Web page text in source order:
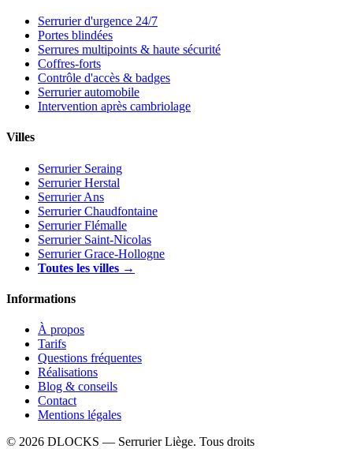
Serrurier d'urgence 24/7
Portes blindées
Serrures multipoints & haute sécurité
Coffres-forts
Contrôle d'accès & badges
Serrurier automobile
Intervention après cambriolage
Villes
Serrurier Seraing
Serrurier Herstal
Serrurier Ans
Serrurier Chaudfontaine
Serrurier Flémalle
Serrurier Saint-Nicolas
Serrurier Grace-Hollogne
Toutes les villes →
Informations
À propos
Tarifs
Questions fréquentes
Réalisations
Blog & conseils
Contact
Mentions légales
© 2026 DLOCKS — Serrurier Liège. Tous droits